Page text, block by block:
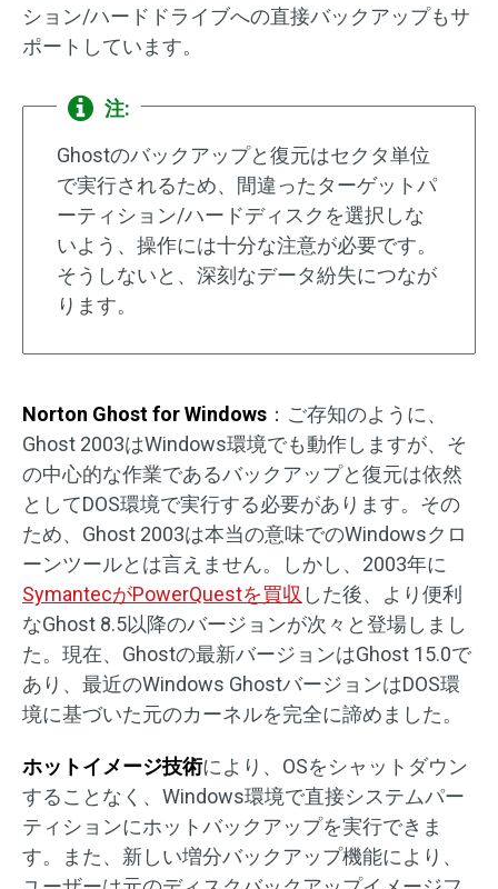
ション/ハードドライブへの直接バックアップもサ
ポートしています。
注:
Ghostのバックアップと復元はセクタ単位
で実行されるため、間違ったターゲットパ
ーティション/ハードディスクを選択しな
いよう、操作には十分な注意が必要です。
そうしないと、深刻なデータ紛失につなが
ります。
Norton Ghost for Windows ：ご存知のように、
Ghost 2003はWindows環境でも動作しますが、そ
の中心的な作業であるバックアップと復元は依然
としてDOS環境で実行する必要があります。その
ため、Ghost 2003は本当の意味でのWindowsクロ
ーンツールとは言えません。しかし、2003年に
SymantecがPowerQuestを買収 した後、より便利
なGhost 8.5以降のバージョンが次々と登場しまし
た。現在、Ghostの最新バージョンはGhost 15.0で
あり、最近のWindows GhostバージョンはDOS環
境に基づいた元のカーネルを完全に諦めました。
ホットイメージ技術により、OSをシャットダウン
することなく、Windows環境で直接システムパー
ティションにホットバックアップを実行できま
す。また、新しい増分バックアップ機能により、